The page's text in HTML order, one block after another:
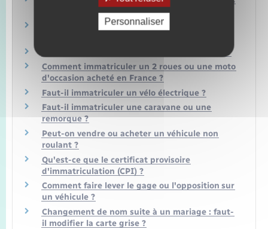
de crédit-bail se termine ?
Comment obtenir une carte grise véhicule de
Faut-il immatriculer une voiture sans permis ?
Comment immatriculer un 2 roues ou une moto
d'occasion acheté en France ?
Faut-il immatriculer un vélo électrique ?
Faut-il immatriculer une caravane ou une
remorque ?
Peut-on vendre ou acheter un véhicule non
roulant ?
Qu'est-ce que le certificat provisoire
d'immatriculation (CPI) ?
Comment faire lever le gage ou l'opposition sur
un véhicule ?
Changement de nom suite à un mariage : faut-
il modifier la carte grise ?
Personnaliser